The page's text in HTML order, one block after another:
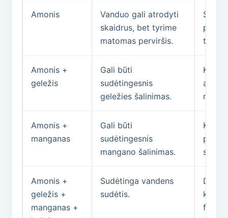
Amonis
Vanduo gali atrodyti
skaidrus, bet tyrime
matomas perviršis.
pagal
Amonis +
geležis
Gali būti
sudėtingesnis
geležies šalinimas.
arba
Amonis +
manganas
Gali būti
sudėtingesnis
mangano šalinimas.
Amonis +
geležis +
manganas +
Sudėtinga vandens
sudėtis.
filtras